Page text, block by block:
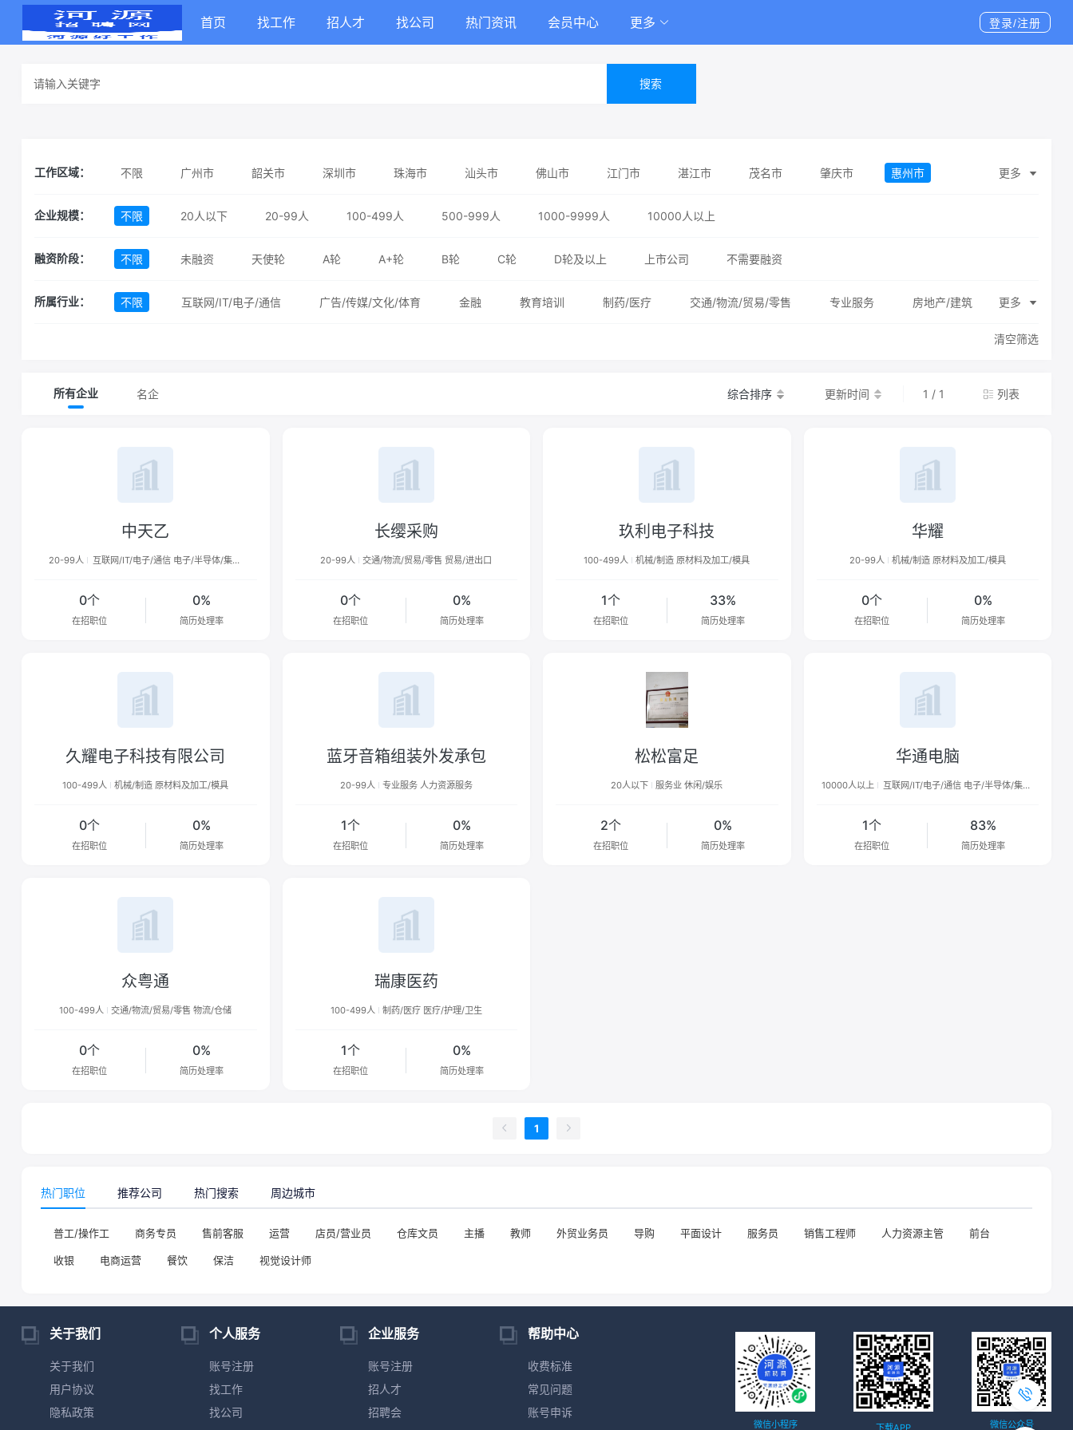
首页 找工作 招人才 找公司 热门资讯 会员中心 更多 登录/注册
搜索
工作区域： 不限 广州市 韶关市 深圳市 珠海市 汕头市 佛山市 江门市 湛江市 茂名市 肇庆市 惠州市
梅州市 汕尾市 河源市 阳江市 东莞市 中山市 潮州市 揭阳市
更多
企业规模： 不限 20人以下 20-99人 100-499人 500-999人 1000-9999人 10000人以上
融资阶段： 不限 未融资 天使轮 A轮 A+轮 B轮 C轮 D轮及以上 上市公司 不需要融资
所属行业： 不限 互联网/IT/电子/通信 广告/传媒/文化/体育 金融 教育培训 制药/医疗 交通/物流/贸易/零售 专业服务 房地产/建筑 更多
清空筛选
所有企业 名企 综合排序 更新时间 1 / 1 列表
中天乙
20-99人
互联网/IT/电子/通信 电子/半导体/集成
0个
在招职位
0%
简历处理率
长缨采购
20-99人 交通/物流/贸易/零售 贸易/进出口
0个
在招职位
0%
简历处理率
玖利电子科技
100-499人 机械/制造 原材料及加工/模具
1个
在招职位
33%
简历处理率
华耀
20-99人 机械/制造 原材料及加工/模具
0个
在招职位
0%
简历处理率
久耀电子科技有限公司
100-499人 机械/制造 原材料及加工/模具
0个
在招职位
0%
简历处理率
蓝牙音箱组装外发承包
20-99人 专业服务 人力资源服务
1个
在招职位
0%
简历处理率
松松富足
20人以下 服务业 休闲/娱乐
2个
在招职位
0%
简历处理率
华通电脑
10000人以上
互联网/IT/电子/通信 电子/半导体/集成
1个
在招职位
83%
简历处理率
众粤通
100-499人 交通/物流/贸易/零售 物流/仓储
0个
在招职位
0%
简历处理率
瑞康医药
100-499人 制药/医疗 医疗/护理/卫生
1个
在招职位
0%
简历处理率
1
热门职位 推荐公司 热门搜索 周边城市
普工/操作工 商务专员 售前客服 运营 店员/营业员 仓库文员 主播 教师 外贸业务员 导购 平面设计 服务员 销售工程师 人力资源主管 前台
收银 电商运营 餐饮 保洁 视觉设计师
关于我们
关于我们
用户协议
隐私政策
个人服务
账号注册
找工作
找公司
企业服务
账号注册
招人才
招聘会
帮助中心
收费标准
常见问题
账号申诉
微信小程序 下载APP 微信公众号